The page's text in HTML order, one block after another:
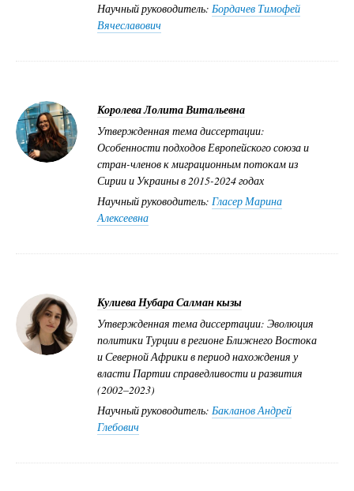
Научный руководитель: Бордачев Тимофей
Вячеславович
Королева Лолита Витальевна
Утвержденная тема диссертации:
Особенности подходов Европейского союза и
стран-членов к миграционным потокам из
Сирии и Украины в 2015-2024 годах
Научный руководитель: Гласер Марина
Алексеевна
Кулиева Нубара Салман кызы
Утвержденная тема диссертации: Эволюция
политики Турции в регионе Ближнего Востока
и Северной Африки в период нахождения у
власти Партии справедливости и развития
(2002–2023)
Научный руководитель: Бакланов Андрей
Глебович